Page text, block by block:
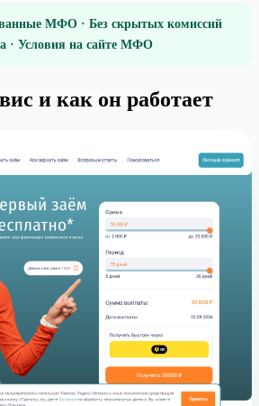
МФО · Без скрытых комиссий
· Условия на сайте МФО
и как он работает